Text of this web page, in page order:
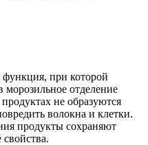
при которой
морозильное отделение
не образуются
волокна и клетки.
продукты сохраняют